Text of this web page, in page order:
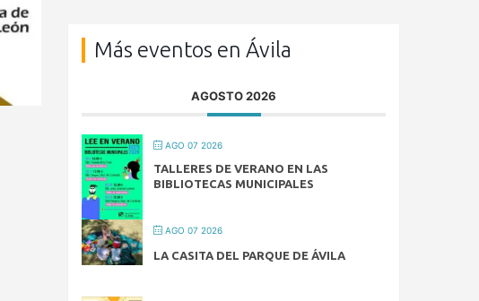
Más eventos en Ávila
AGOSTO 2026
AGO 07 2026
TALLERES DE VERANO EN LAS
BIBLIOTECAS MUNICIPALES
AGO 07 2026
LA CASITA DEL PARQUE DE ÁVILA